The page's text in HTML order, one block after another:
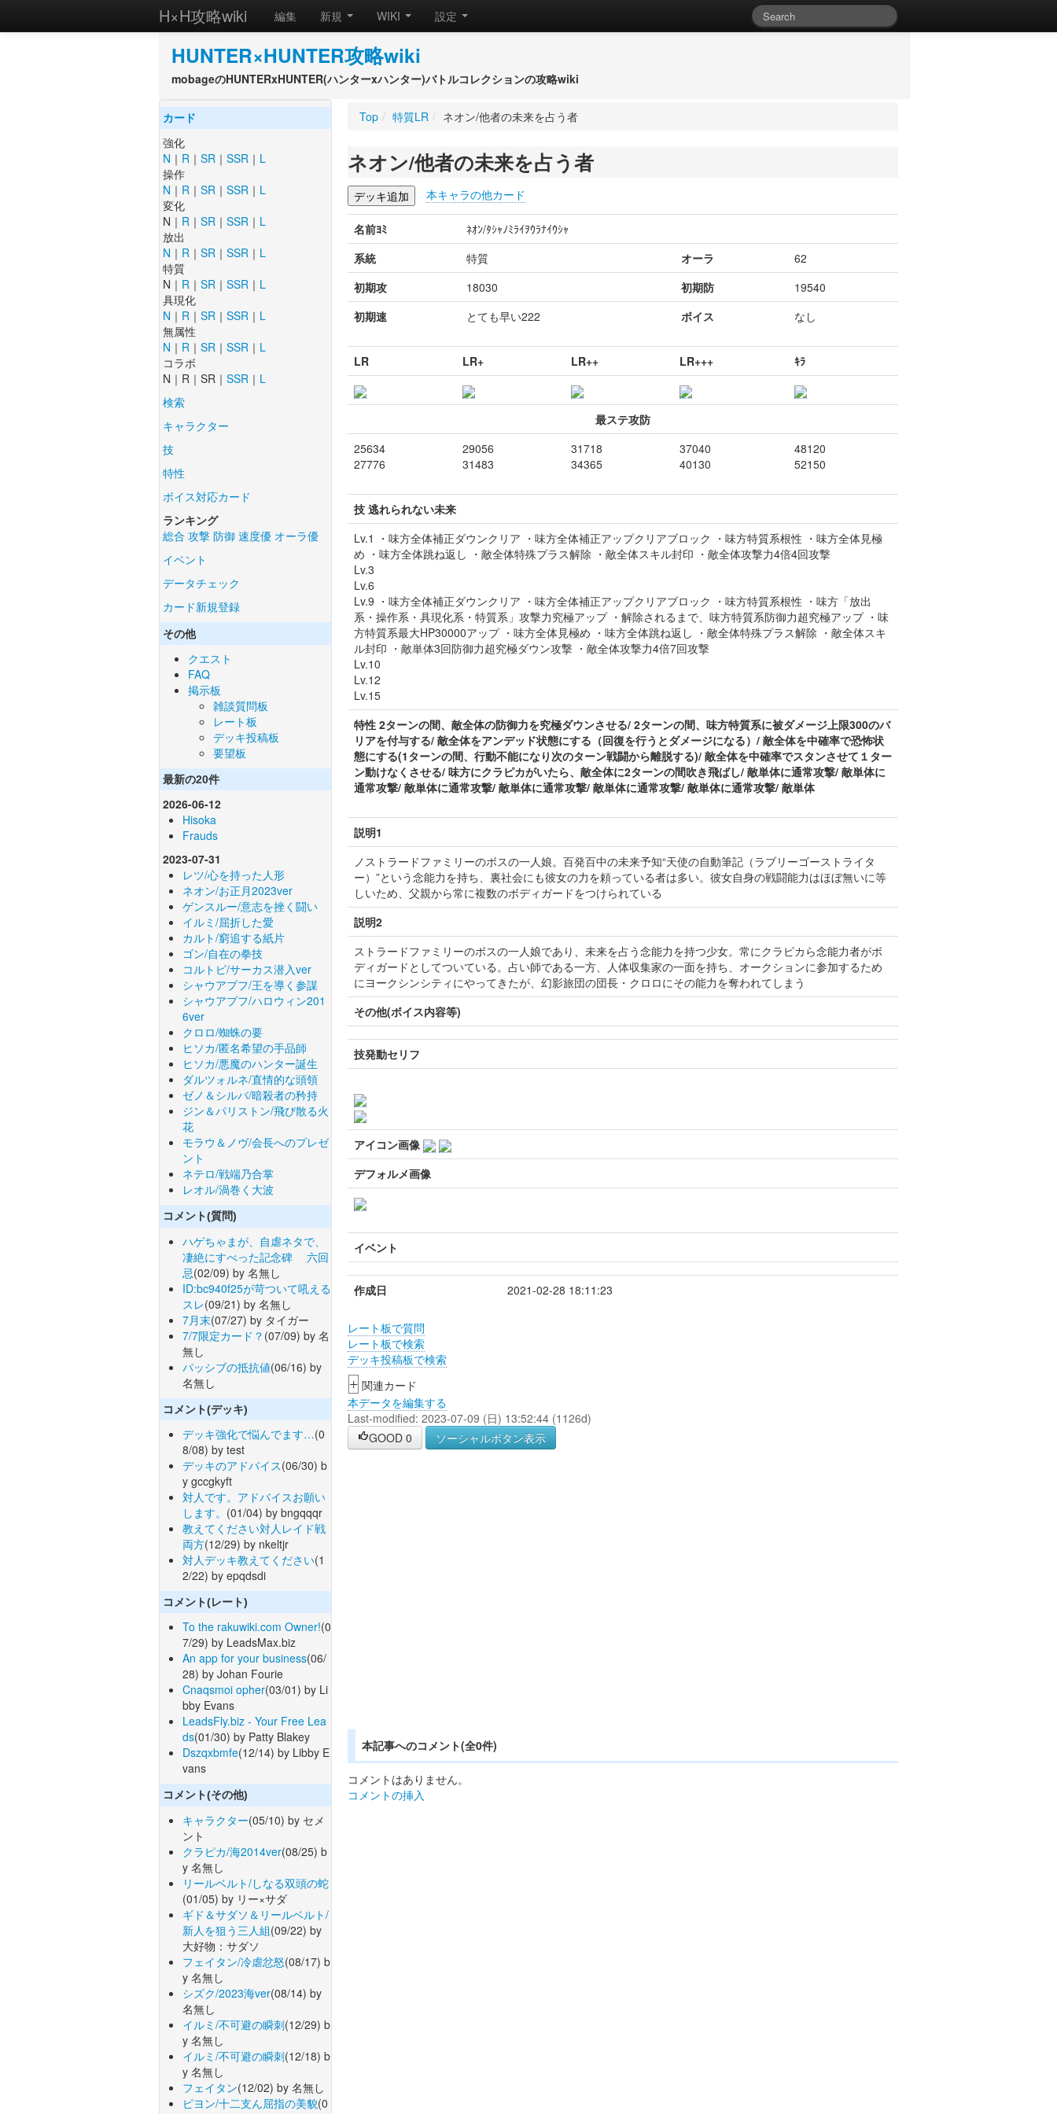
H×H攻略wiki 編集 新規 WIKI 設定
HUNTER×HUNTER攻略wiki
mobageのHUNTERxHUNTER(ハンターxハンター)バトルコレクションの攻略wiki
カード
強化
N ｜ R ｜ SR ｜ SSR ｜ L
操作
N ｜ R ｜ SR ｜ SSR ｜ L
変化
N｜ R ｜ SR ｜ SSR ｜ L
放出
N ｜ R ｜ SR ｜ SSR ｜ L
特質
N｜ R ｜ SR ｜ SSR ｜ L
具現化
N ｜ R ｜ SR ｜ SSR ｜ L
無属性
N ｜ R ｜ SR ｜ SSR ｜ L
コラボ
N｜R｜SR｜ SSR ｜ L
検索
キャラクター
技
特性
ボイス対応カード
ランキング
総合 攻撃 防御 速度優 オーラ優
イベント
データチェック
カード新規登録
その他
クエスト
FAQ
掲示板
雑談質問板
レート板
デッキ投稿板
要望板
最新の20件
2026-06-12
Hisoka
Frauds
2023-07-31
レツ/心を持った人形
ネオン/お正月2023ver
ゲンスルー/意志を挫く闘い
イルミ/屈折した愛
カルト/窮追する紙片
ゴン/自在の拳技
コルトピ/サーカス潜入ver
シャウアプフ/王を導く参謀
シャウアプフ/ハロウィン201
6ver
クロロ/蜘蛛の要
ヒソカ/匿名希望の手品師
ヒソカ/悪魔のハンター誕生
ダルツォルネ/直情的な頭領
ゼノ＆シルバ/暗殺者の矜持
ジン＆パリストン/飛び散る火
花
モラウ＆ノヴ/会長へのプレゼ
ント
ネテロ/戦端乃合掌
レオル/渦巻く大波
コメント(質問)
ハゲちゃまが、自虐ネタで、
凄絶にすべった記念碑 六回
忌(02/09) by 名無し
ID:bc940f25が苛ついて吼える
スレ(09/21) by 名無し
7月末(07/27) by タイガー
7/7限定カード？ (07/09) by 名
無し
パッシブの抵抗値(06/16) by
名無し
コメント(デッキ)
デッキ強化で悩んでます…(0
8/08) by test
デッキのアドバイス(06/30) b
y gccgkyft
対人です。アドバイスお願い
します。 (01/04) by bngqqqr
教えてください対人レイド戦
両方(12/29) by nkeltjr
対人デッキ教えてください(1
2/22) by epqdsdi
コメント(レート)
To the rakuwiki.com Owner!(0
7/29) by LeadsMax.biz
An app for your business(06/
28) by Johan Fourie
Cnaqsmoi opher(03/01) by Li
bby Evans
LeadsFly.biz - Your Free Lea
ds(01/30) by Patty Blakey
Dszqxbmfe(12/14) by Libby E
vans
コメント(その他)
キャラクター(05/10) by セメ
ント
クラピカ/海2014ver(08/25) b
y 名無し
リールベルト/しなる双頭の蛇
(01/05) by リー×サダ
ギド＆サダソ＆リールベルト/
新人を狙う三人組(09/22) by
大好物：サダソ
フェイタン/冷虐忿怒(08/17) b
y 名無し
シズク/2023海ver(08/14) by
名無し
イルミ/不可避の瞬刺(12/29) b
y 名無し
イルミ/不可避の瞬刺(12/18) b
y 名無し
フェイタン(12/02) by 名無し
ピヨン/十二支ん屈指の美貌(0
Top / 特質LR / ネオン/他者の未来を占う者
ネオン/他者の未来を占う者
本キャラの他カード
名前ﾖﾐ
ﾈｵﾝ/ﾀｼｬﾉﾐﾗｲｦｳﾗﾅｲｳｼｬ
系統
特質 オーラ
62
初期攻
18030 初期防
19540
初期速
とても早い222 ボイス なし
LR LR+ LR++ LR+++ ｷﾗ
最ステ攻防
25634
27776
29056
31483
31718
34365
37040
40130
48120
52150
技 逃れられない未来
Lv.1 ・味方全体補正ダウンクリア ・味方全体補正アップクリアブロック ・味方特質系根性 ・味方全体見極
め ・味方全体跳ね返し ・敵全体特殊プラス解除 ・敵全体スキル封印 ・敵全体攻撃力4倍4回攻撃
Lv.3
Lv.6
Lv.9 ・味方全体補正ダウンクリア ・味方全体補正アップクリアブロック ・味方特質系根性 ・味方「放出
系・操作系・具現化系・特質系」攻撃力究極アップ ・解除されるまで、味方特質系防御力超究極アップ ・味
方特質系最大HP30000アップ ・味方全体見極め ・味方全体跳ね返し ・敵全体特殊プラス解除 ・敵全体スキ
ル封印 ・敵単体3回防御力超究極ダウン攻撃 ・敵全体攻撃力4倍7回攻撃
Lv.10
Lv.12
Lv.15
特性 2ターンの間、敵全体の防御力を究極ダウンさせる/ 2ターンの間、味方特質系に被ダメージ上限300のバ
リアを付与する/ 敵全体をアンデッド状態にする（回復を行うとダメージになる）/ 敵全体を中確率で恐怖状
態にする(1ターンの間、行動不能になり次のターン戦闘から離脱する)/ 敵全体を中確率でスタンさせて１ター
ン動けなくさせる/ 味方にクラピカがいたら、敵全体に2ターンの間吹き飛ばし/ 敵単体に通常攻撃/ 敵単体に
通常攻撃/ 敵単体に通常攻撃/ 敵単体に通常攻撃/ 敵単体に通常攻撃/ 敵単体に通常攻撃/ 敵単体
説明1
ノストラードファミリーのボスの一人娘。百発百中の未来予知“天使の自動筆記（ラブリーゴーストライタ
ー）”という念能力を持ち、裏社会にも彼女の力を頼っている者は多い。彼女自身の戦闘能力はほぼ無いに等
しいため、父親から常に複数のボディガードをつけられている
説明2
ストラードファミリーのボスの一人娘であり、未来を占う念能力を持つ少女。常にクラピカら念能力者がボ
ディガードとしてついている。占い師である一方、人体収集家の一面を持ち、オークションに参加するため
にヨークシンシティにやってきたが、幻影旅団の団長・クロロにその能力を奪われてしまう
その他(ボイス内容等)
技発動セリフ
アイコン画像
デフォルメ画像
イベント
作成日 2021-02-28 18:11:23
レート板で質問
レート板で検索
デッキ投稿板で検索
+ 関連カード
本データを編集する
Last-modified: 2023-07-09 (日) 13:52:44 (1126d)
GOOD 0 ソーシャルボタン表示
本記事へのコメント(全0件)
コメントはありません。
コメントの挿入